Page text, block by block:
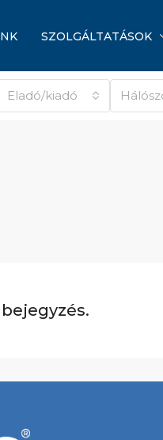
SZOLGÁLTATÁSOK
Eladó/kiadó